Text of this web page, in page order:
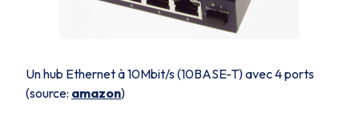
Un hub Ethernet à 10Mbit/s (10BASE-T) avec 4 ports
(source: amazon)